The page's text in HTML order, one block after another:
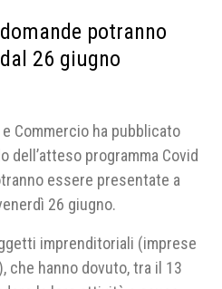
potranno
26 giugno
Commercio ha pubblicato
dell’atteso programma Covid
essere presentate a
26 giugno.
imprenditoriali (imprese
che hanno dovuto, tra il 13